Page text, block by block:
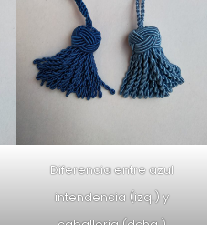
Diferencia entre azul
intendencia (izq.) y